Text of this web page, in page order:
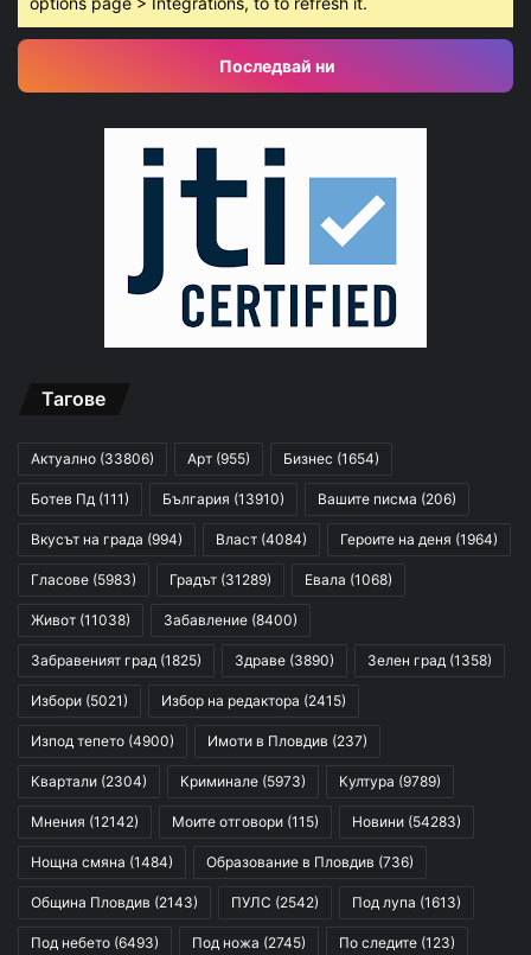
Последвай ни
Тагове
Актуално (33806) Арт (955) Бизнес (1654)
Ботев Пд (111) България (13910) Вашите писма (206)
Вкусът на града (994) Власт (4084) Героите на деня (1964)
Гласове (5983) Градът (31289) Евала (1068)
Живот (11038) Забавление (8400)
Забравеният град (1825) Здраве (3890) Зелен град (1358)
Избори (5021) Избор на редактора (2415)
Изпод тепето (4900) Имоти в Пловдив (237)
Квартали (2304) Криминале (5973) Култура (9789)
Мнения (12142) Моите отговори (115) Новини (54283)
Нощна смяна (1484) Образование в Пловдив (736)
Община Пловдив (2143) ПУЛС (2542) Под лупа (1613)
Под небето (6493) Под ножа (2745) По следите (123)